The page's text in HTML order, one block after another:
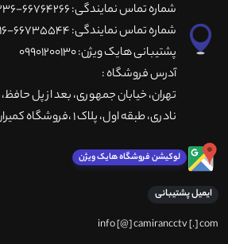
شماره تماس نمایندگی: 66764266-66764236-66764257
شماره تماس نمایندگی: 66735544-66739116-66739127
پشتیبانی هایک ویژن: 09901200130
آدرس فروشگاه :
تهران، خيابان جمهوری، بعد از پل
نادری، طبقه اول، پلاک 1 ،فروشگاه کمیران
لوکیشن فروشگاه هایک ویژن
ایمیل پشتیبانی
info [@] camirancctv [.] com